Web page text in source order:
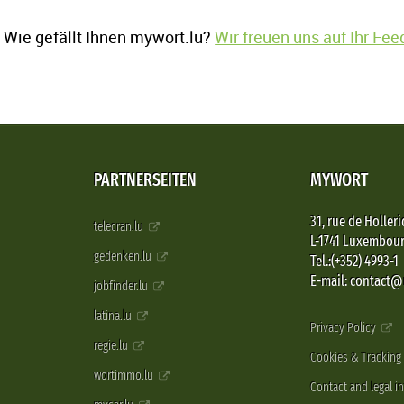
Wie gefällt Ihnen mywort.lu?Wir freuen uns auf Ihr
PARTNERSEITEN
telecran.lu
gedenken.lu
jobfinder.lu
latina.lu
regie.lu
wortimmo.lu
MYWORT
31, rue de
L-1741
Tel.:(+352) 4993-1
E-mail:
Privacy Policy
Cookies & Tracking
Contact and legal